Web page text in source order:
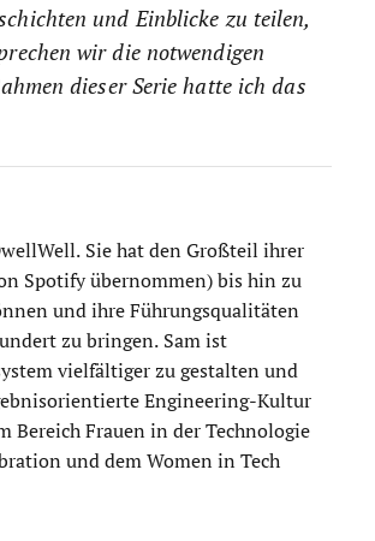
und Einblicke zu teilen,
wir die notwendigen
dieser Serie hatte ich das
Sie hat den Großteil ihrer
Spotify übernommen) bis hin zu
und ihre Führungsqualitäten
zu bringen. Sam ist
vielfältiger zu gestalten und
Engineering-Kultur
Bereich Frauen in der Technologie
und dem Women in Tech